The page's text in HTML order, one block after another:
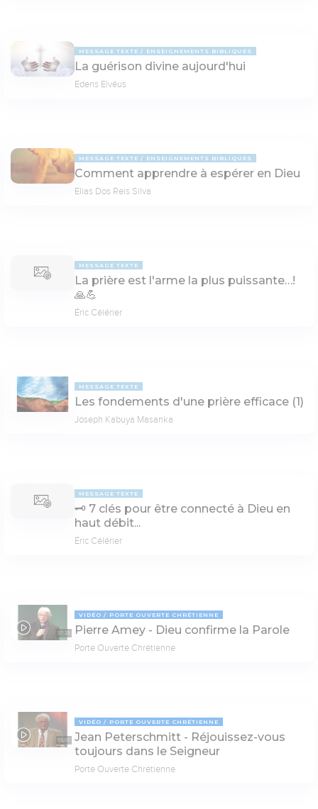
MESSAGE TEXTE ENSEIGNEMENTS BIBLIQUES
La guérison divine aujourd'hui
Edens Elvéus
MESSAGE TEXTE ENSEIGNEMENTS BIBLIQUES
Comment apprendre à espérer en Dieu
Elias Dos Reis Silva
MESSAGE TEXTE
La prière est l'arme la plus puissante…!
🙏💪
Éric Célérier
MESSAGE TEXTE
Les fondements d'une prière efficace (1)
Joseph Kabuya Masanka
MESSAGE TEXTE
🗝 7 clés pour être connecté à Dieu en
haut débit...
Éric Célérier
37:23
VIDÉO PORTE OUVERTE CHRÉTIENNE
Pierre Amey - Dieu confirme la Parole
Porte Ouverte Chrétienne
55:07
VIDÉO PORTE OUVERTE CHRÉTIENNE
Jean Peterschmitt - Réjouissez-vous
toujours dans le Seigneur
Porte Ouverte Chrétienne